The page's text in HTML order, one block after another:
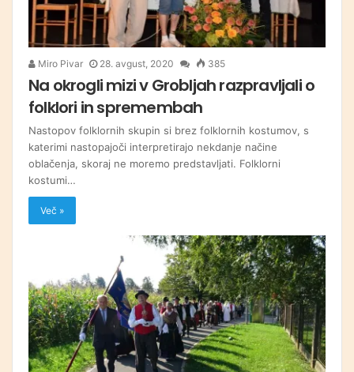
Miro Pivar 28. avgust, 2020 385
Na okrogli mizi v Grobljah razpravljali o
folklori in spremembah
Nastopov folklornih skupin si brez folklornih kostumov, s
katerimi nastopajoči interpretirajo nekdanje načine
oblačenja, skoraj ne moremo predstavljati. Folklorni
kostumi…
Več »